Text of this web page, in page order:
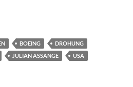
sich auf Ernstfall vor
BOEING
DROHUNG
JULIAN ASSANGE
USA